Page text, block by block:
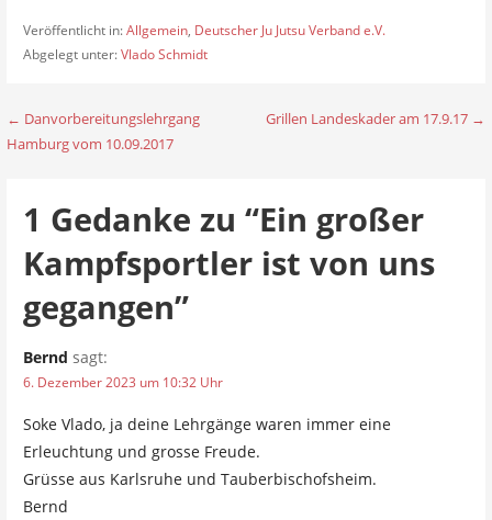
Veröffentlicht in:Allgemein, Deutscher Ju Jutsu Verband e.V.
Abgelegt unter:Vlado Schmidt
B
a
n
a
← Danvorbereitungslehrgang
Hamburg vom 10.09.2017
Grillen Landeskader am 17.9.17 →
1 Gedanke zu “Ein großer
Kampfsportler ist von uns
gegangen”
Bernd sagt:
6. Dezember 2023 um 10:32 Uhr
Soke Vlado, ja deine Lehrgänge waren immer eine
Erleuchtung und grosse Freude.
Grüsse aus Karlsruhe und Tauberbischofsheim.
Bernd